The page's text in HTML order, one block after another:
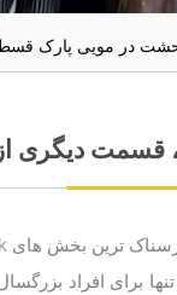
در مویی پارک
دیگری
برای افراد